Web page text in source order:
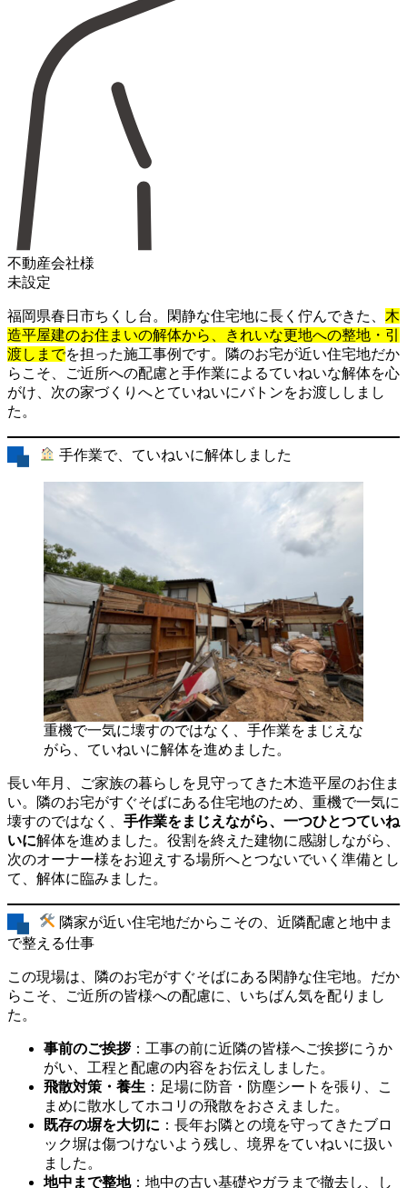
不動産会社様
未設定
福岡県春日市ちくし台。閑静な住宅地に長く佇んできた、 木
造平屋建のお住まいの解体から、きれいな更地への整地・引
渡しまでを担った施工事例です。隣のお宅が近い住宅地だか
らこそ、ご近所への配慮と手作業によるていねいな解体を心
がけ、次の家づくりへとていねいにバトンをお渡ししまし
た。
手作業で、ていねいに解体しました
重機で一気に壊すのではなく、手作業をまじえな
がら、ていねいに解体を進めました。
長い年月、ご家族の暮らしを見守ってきた木造平屋のお住ま
い。隣のお宅がすぐそばにある住宅地のため、重機で一気に
壊すのではなく、 手作業をまじえながら、一つひとつていね
いに解体を進めました。役割を終えた建物に感謝しながら、
次のオーナー様をお迎えする場所へとつないでいく準備とし
て、解体に臨みました。
隣家が近い住宅地だからこその、近隣配慮と地中ま
で整える仕事
この現場は、隣のお宅がすぐそばにある閑静な住宅地。だか
らこそ、ご近所の皆様への配慮に、いちばん気を配りまし
た。
事前のご挨拶：工事の前に近隣の皆様へご挨拶にうか
がい、工程と配慮の内容をお伝えしました。
飛散対策・養生 ：足場に防音・防塵シートを張り、こ
まめに散水してホコリの飛散をおさえました。
既存の塀を大切に ：長年お隣との境を守ってきたブロ
ック塀は傷つけないよう残し、境界をていねいに扱い
ました。
地中まで整地：地中の古い基礎やガラまで撤去し、し